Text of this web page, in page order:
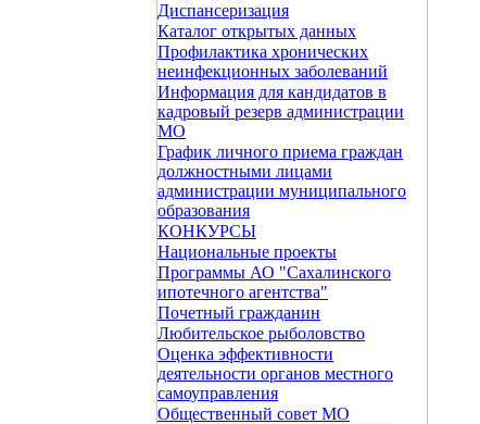
Диспансеризация
Каталог открытых данных
Профилактика хронических
неинфекционных заболеваний
Информация для кандидатов в
кадровый резерв администрации
МО
График личного приема граждан
должностными лицами
администрации муниципального
образования
КОНКУРСЫ
Национальные проекты
Программы АО "Сахалинского
ипотечного агентства"
Почетный гражданин
Любительское рыболовство
Оценка эффективности
деятельности органов местного
самоуправления
Общественный совет МО